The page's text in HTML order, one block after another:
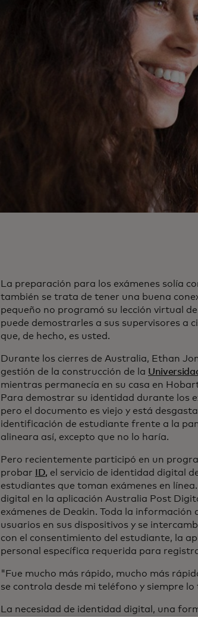
La preparación para los exámenes solía
también se trata de tener una buena
pequeño no programó su lección virtual
puede demostrarles a sus supervisores a
que, de hecho, es usted.
Durante los cierres de Australia, Ethan
gestión de la construcción de la
mientras permanecía en su casa en
Para demostrar su identidad durante los
pero el documento es viejo y está
identificación de estudiante frente a la
alineara así, excepto que no lo haría.
Pero recientemente participó en un
probar
ID, el servicio de identidad digital
estudiantes que toman exámenes en
digital en la aplicación Australia Post
exámenes de Deakin. Toda la
usuarios en sus dispositivos y se
con el consentimiento del estudiante, la
personal específica requerida para
"Fue mucho más rápido, mucho más
se controla desde mi teléfono y siempre lo
La necesidad de identidad digital, una